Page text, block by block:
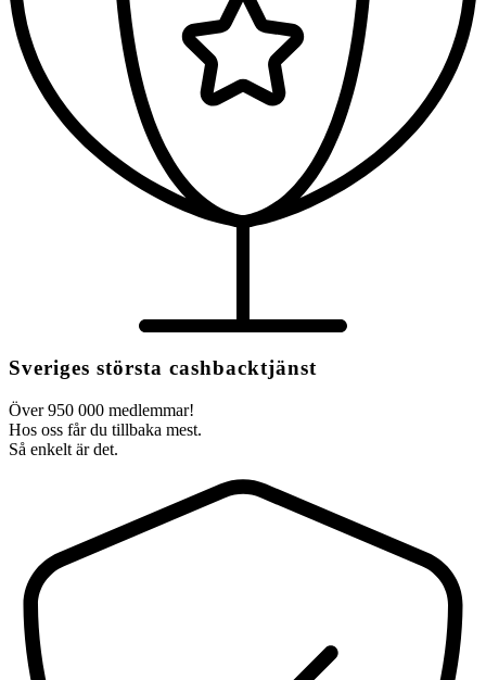
Sveriges största cashbacktjänst
Över 950 000 medlemmar!
Hos oss får du tillbaka mest.
Så enkelt är det.